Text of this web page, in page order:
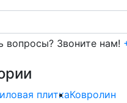
вопросы? Звоните нам!
плиткаКовролин